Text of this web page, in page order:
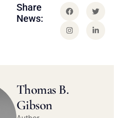
Share
News:
Thomas B.
Gibson